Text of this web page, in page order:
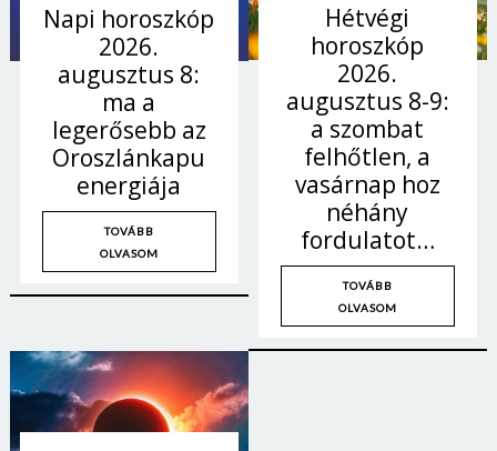
Napi horoszkóp
2026.
augusztus 8:
ma a
legerősebb az
Oroszlánkapu
energiája
TOVÁBB
OLVASOM
Hétvégi
horoszkóp
2026.
augusztus 8-9:
a szombat
felhőtlen, a
vasárnap hoz
néhány
fordulatot…
TOVÁBB
OLVASOM